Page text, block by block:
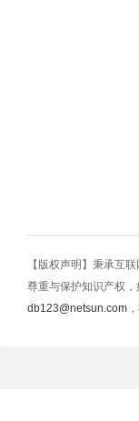
【版权声明】秉承互
尊重与保护知识产权
db123@netsun.com